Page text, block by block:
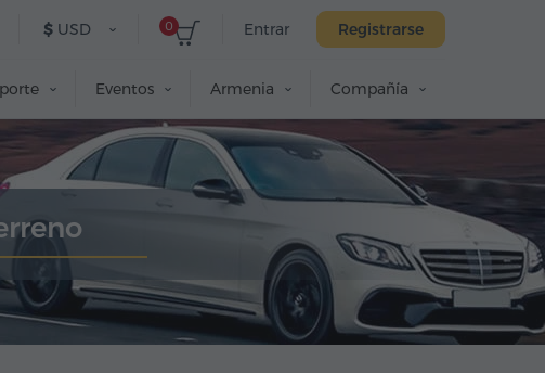
Entrar Registrarse
0
$ USD
Eventos Armenia Compañía